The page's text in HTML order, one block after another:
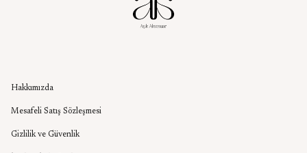
Hakkımızda
Mesafeli Satış Sözleşmesi
Gizlilik ve Güvenlik